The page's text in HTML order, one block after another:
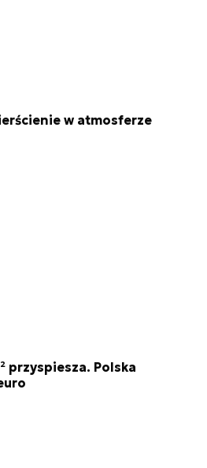
w atmosferze
przyspiesza. Polska